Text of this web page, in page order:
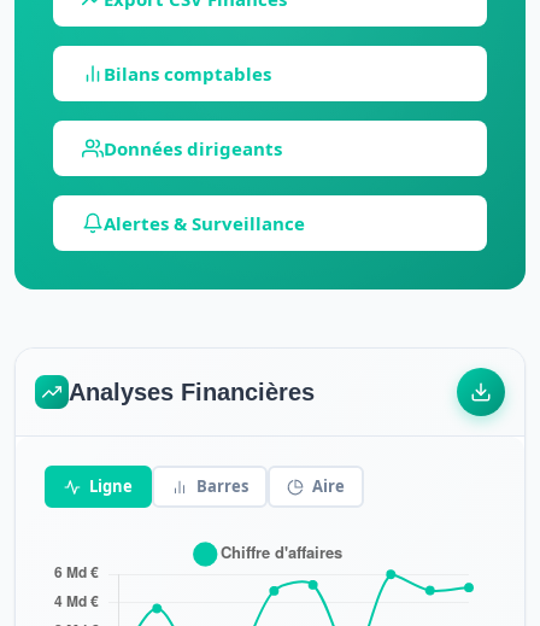
Bilans comptables
Données dirigeants
Alertes & Surveillance
Analyses Financières
Ligne Barres Aire